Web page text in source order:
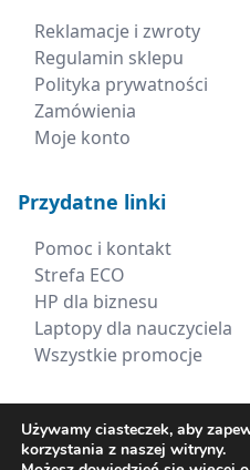
Reklamacje i zwroty
Regulamin sklepu
Polityka prywatności
Zamówienia
Moje konto
Przydatne linki
Pomoc i kontakt
Strefa ECO
HP dla biznesu
Laptopy dla nauczyciela
Wszystkie promocje
Kontakt
Używamy ciasteczek, aby
korzystania z naszej witryny.